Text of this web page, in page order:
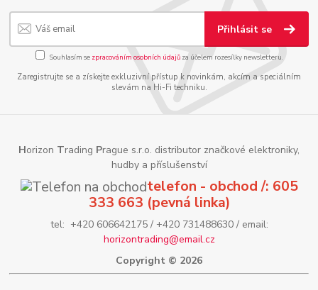
Přihlásit se
Souhlasím se zpracováním osobních údajůza účelem rozesílky newsletteru.
Zaregistrujte se a získejte exkluzivní přístup k novinkám, akcím a speciálním
slevám na Hi-Fi techniku.
Horizon Trading Prague s.r.o. distributor značkové elektroniky,
hudby a příslušenství
telefon - obchod /: 605
333 663 (pevná linka)
tel: +420 606642175 / +420 731488630 / email:
horizontrading@email.cz
Copyright © 2026